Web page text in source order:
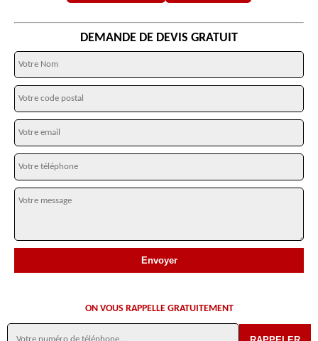
DEMANDE DE DEVIS GRATUIT
ON VOUS RAPPELLE GRATUITEMENT